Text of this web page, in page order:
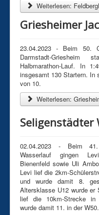
Weiterlesen:
Griesheimer
23.04.2023 - Beim 50.
Darmstadt-
Halbmarathon-Lauf. In
insgesamt 130 Startern. In
von 10.
Weiterlesen:
Seligenstädter
02.04.2023 - Beim 41.
Wasserlauf gingen
Bienenfeld sowie Uli
Levi lief die 2km-
und wurde damit 8.
Altersklasse U12 wurde er
lief die 10km-Strecke
wurde damit 11. in der W50.